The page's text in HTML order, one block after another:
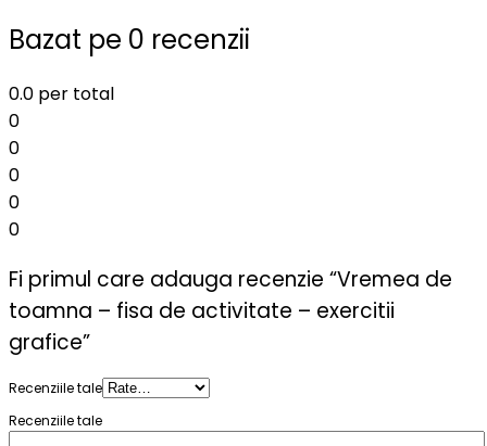
Bazat pe 0 recenzii
0.0 per total
0
0
0
0
0
Fi primul care adauga recenzie “Vremea de
toamna – fisa de activitate – exercitii
grafice”
Recenziile tale
Recenziile tale